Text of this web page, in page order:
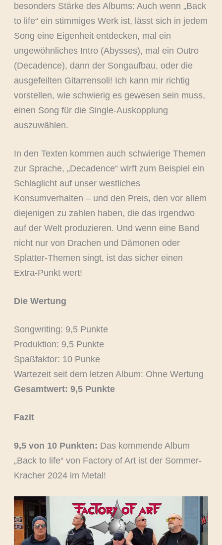
besonders Stärke des Albums: Auch wenn „Back
to life“ ein stimmiges Werk ist, lässt sich in jedem
Song eine Eigenheit entdecken, mal ein
ungewöhnliches Intro (Abysses), mal ein Outro
(Decadence), dann der Songaufbau, oder die
ausgefeilten Gitarrensoli! Ich kann mir richtig
vorstellen, wie schwierig es gewesen sein muss,
einen Song für die Single-Auskopplung
auszuwählen.
In den Texten kommen auch schwierige Themen
zur Sprache, „Decadence“ wirft zum Beispiel ein
Schlaglicht auf unser westliches
Konsumverhalten – und den Preis, den vor allem
diejenigen zu zahlen haben, die das irgendwo
auf der Welt produzieren. Und wenn eine Band
nicht nur von Drachen und Dämonen oder
Splatter-Themen singt, ist das sicher einen
Extra-Punkt wert!
Die Wertung
Songwriting: 9,5 Punkte
Produktion: 9,5 Punkte
Spaßfaktor: 10 Punke
Wartezeit seit dem letzen Album: Ohne Wertung
Gesamtwert: 9,5 Punkte
Fazit
9,5 von 10 Punkten: Das kommende Album
„Back to life“ von Factory of Art ist der Sommer-
Kracher 2024 im Metal!